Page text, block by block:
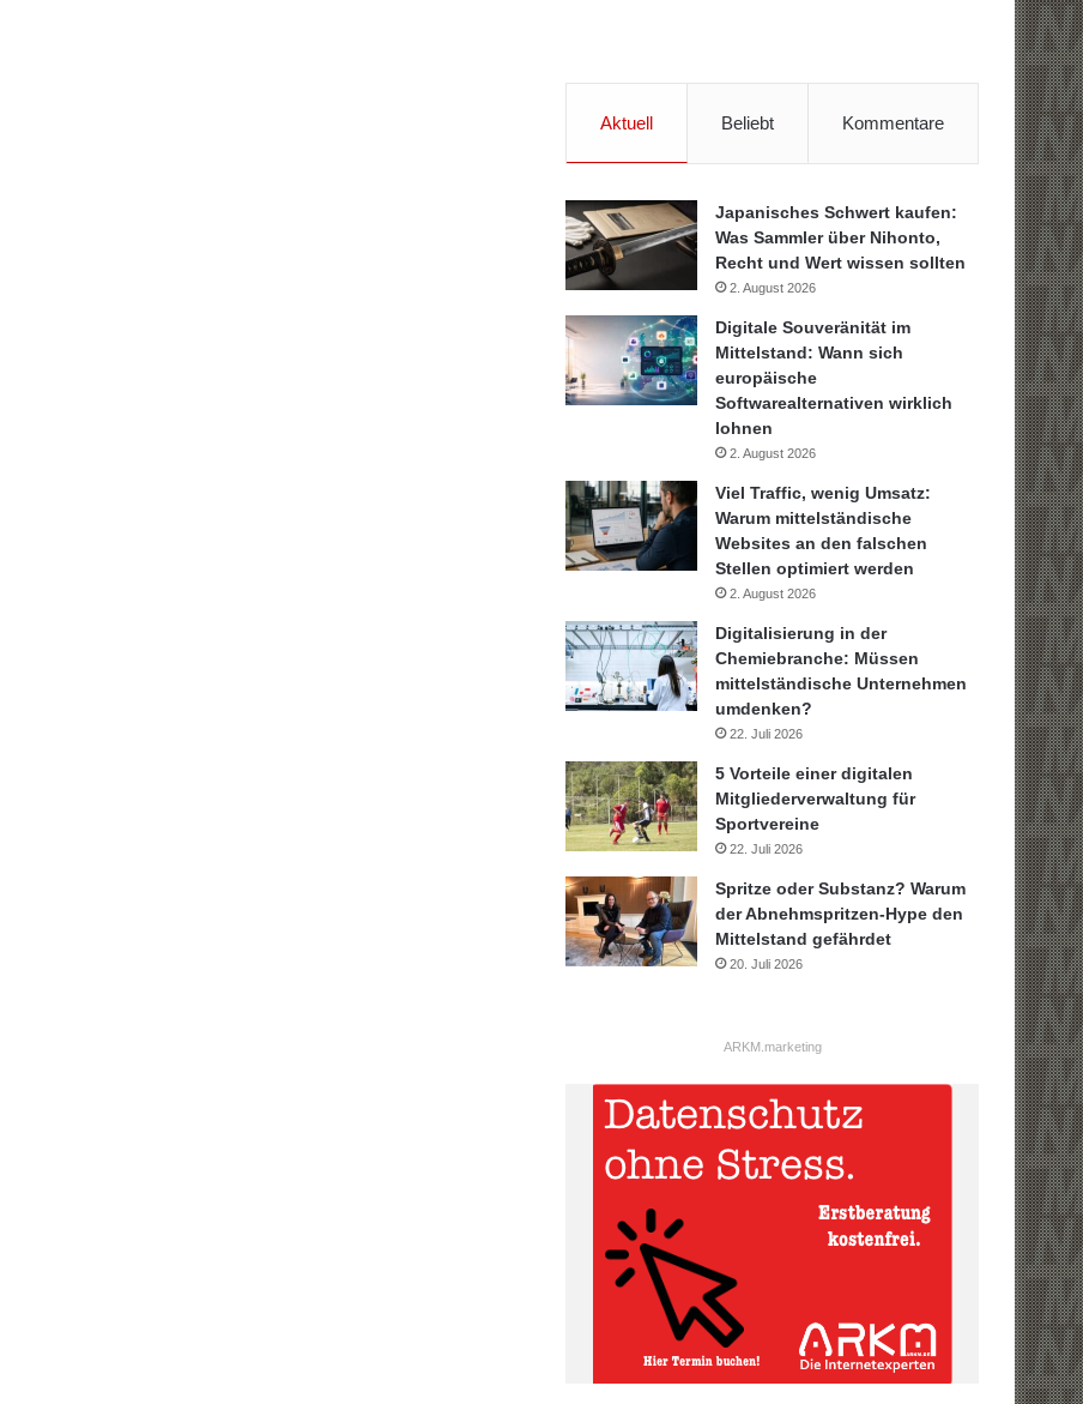
Aktuell Beliebt Kommentare
Japanisches Schwert kaufen:
Was Sammler über Nihonto,
Recht und Wert wissen sollten
2. August 2026
Digitale Souveränität im
Mittelstand: Wann sich
europäische
Softwarealternativen wirklich
lohnen
2. August 2026
Viel Traffic, wenig Umsatz:
Warum mittelständische
Websites an den falschen
Stellen optimiert werden
2. August 2026
Digitalisierung in der
Chemiebranche: Müssen
mittelständische Unternehmen
umdenken?
22. Juli 2026
5 Vorteile einer digitalen
Mitgliederverwaltung für
Sportvereine
22. Juli 2026
Spritze oder Substanz? Warum
der Abnehmspritzen-Hype den
Mittelstand gefährdet
20. Juli 2026
ARKM.marketing